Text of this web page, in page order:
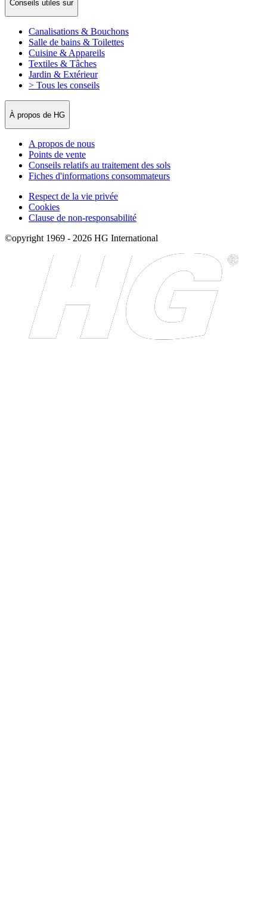
Conseils utiles sur
Canalisations & Bouchons
Salle de bains & Toilettes
Cuisine & Appareils
Textiles & Tâches
Jardin & Extérieur
> Tous les conseils
À propos de HG
A propos de nous
Points de vente
Conseils relatifs au traitement des sols
Fiches d'informations consommateurs
Respect de la vie privée
Cookies
Clause de non-responsabilité
©opyright 1969 - 2026 HG International